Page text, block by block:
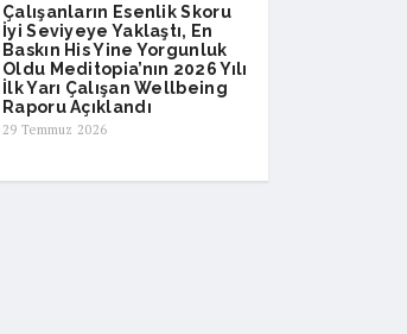
Çalışanların Esenlik Skoru
İyi Seviyeye Yaklaştı, En
Baskın His Yine Yorgunluk
Oldu Meditopia’nın 2026 Yılı
İlk Yarı Çalışan Wellbeing
Raporu Açıklandı
29 Temmuz 2026